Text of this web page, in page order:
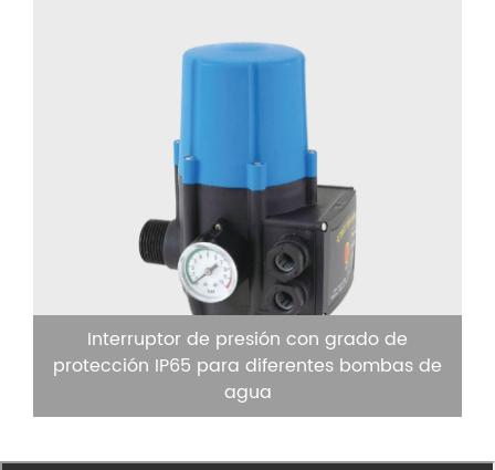
Interruptor de presión con grado de
protección IP65 para diferentes bombas de
agua